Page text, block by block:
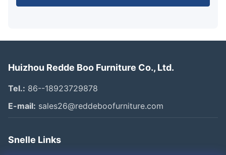
Huizhou Redde Boo Furniture Co., Ltd.
Tel.: 86--18923729878
E-mail: sales26@reddeboofurniture.com
Snelle Links